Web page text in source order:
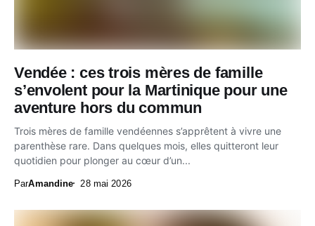
Vendée : ces trois mères de famille
s’envolent pour la Martinique pour une
aventure hors du commun
Trois mères de famille vendéennes s’apprêtent à vivre une
parenthèse rare. Dans quelques mois, elles quitteront leur
quotidien pour plonger au cœur d’un...
ParAmandine 28 mai 2026